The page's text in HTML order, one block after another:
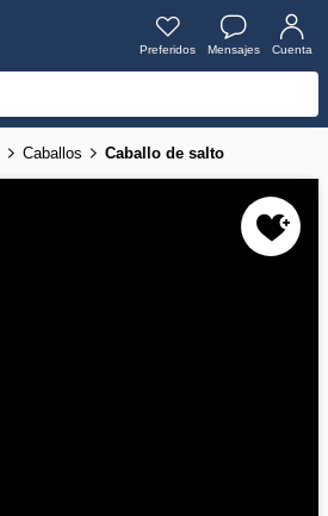
Preferidos Mensajes Cuenta
Caballos Caballo de salto